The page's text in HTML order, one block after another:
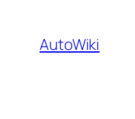
Inhalt
springen
AutoWiki